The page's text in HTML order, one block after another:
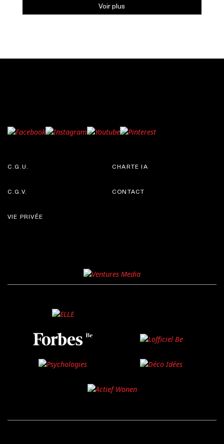
Voir plus
C.G.U.
C.G.V.
CHARTE IA
CONTACT
VIE PRIVÉE